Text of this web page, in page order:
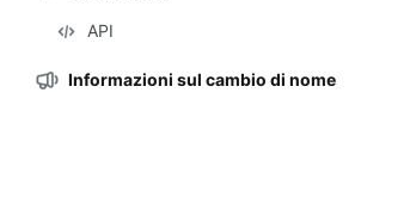
API
Informazioni sul cambio di nome